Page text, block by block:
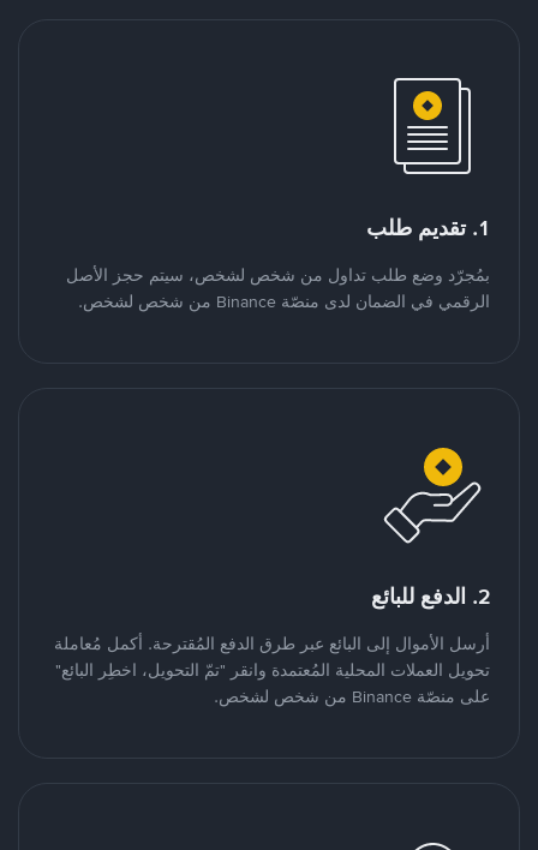
1. تقديم طلب
بمُجرّد وضع طلب تداول من شخص لشخص، سيتم حجز الأصل
الرقمي في الضمان لدى منصّة Binance من شخص لشخص.
2. الدفع للبائع
أرسل الأموال إلى البائع عبر طرق الدفع المُقترحة. أكمل مُعاملة
تحويل العملات المحلية المُعتمدة وانقر "تمّ التحويل، اخطِر البائع"
على منصّة Binance من شخص لشخص.